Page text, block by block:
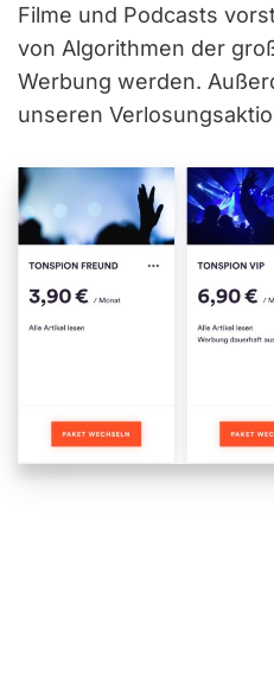
Filme und Podcasts
von Algorithmen der
Werbung werden.
unseren